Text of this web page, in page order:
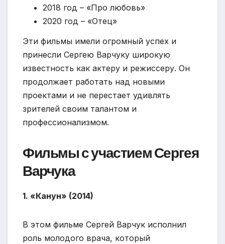
2018 год – «Про любовь»
2020 год – «Отец»
Эти фильмы имели огромный успех и
принесли Сергею Варчуку широкую
известность как актеру и режиссеру. Он
продолжает работать над новыми
проектами и не перестает удивлять
зрителей своим талантом и
профессионализмом.
Фильмы с участием Сергея
Варчука
1. «Канун» (2014)
В этом фильме Сергей Варчук исполнил
роль молодого врача, который